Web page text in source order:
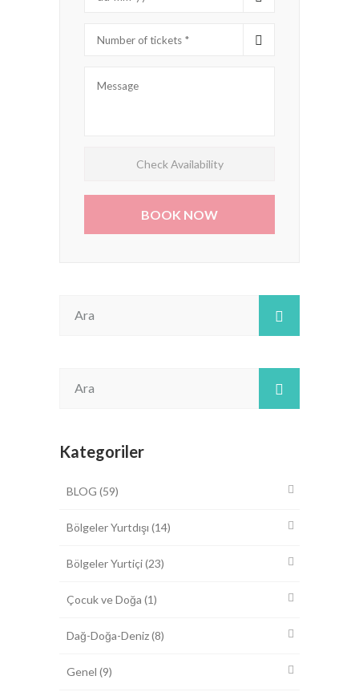
Check Availability
Kategoriler
BLOG (59)
Bölgeler Yurtdışı (14)
Bölgeler Yurtiçi(23)
Çocuk ve Doğa (1)
Dağ-Doğa-Deniz(8)
Genel (9)